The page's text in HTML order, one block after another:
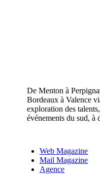
De Menton à
Bordeaux à Valence
exploration des
événements du sud, à
Web Magazine
Mail Magazine
Agence